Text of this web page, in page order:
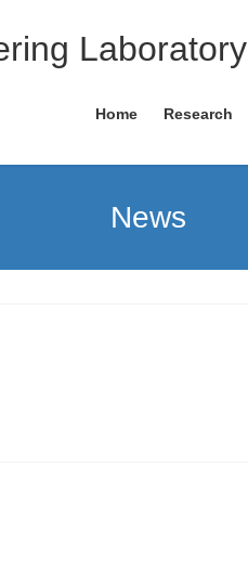
Laboratory
Home Research
News